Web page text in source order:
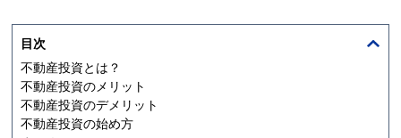
目次
不動産投資とは？
不動産投資のメリット
不動産投資のデメリット
不動産投資の始め方